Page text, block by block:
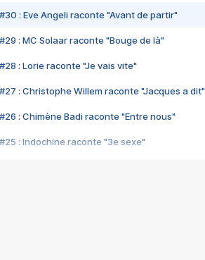
#30 : Eve Angeli raconte "Avant de partir"
#29 : MC Solaar raconte "Bouge de là"
#28 : Lorie raconte "Je vais vite"
#27 : Christophe Willem raconte "Jacques a dit"
#26 : Chimène Badi raconte "Entre nous"
#25 : Indochine raconte "3e sexe"